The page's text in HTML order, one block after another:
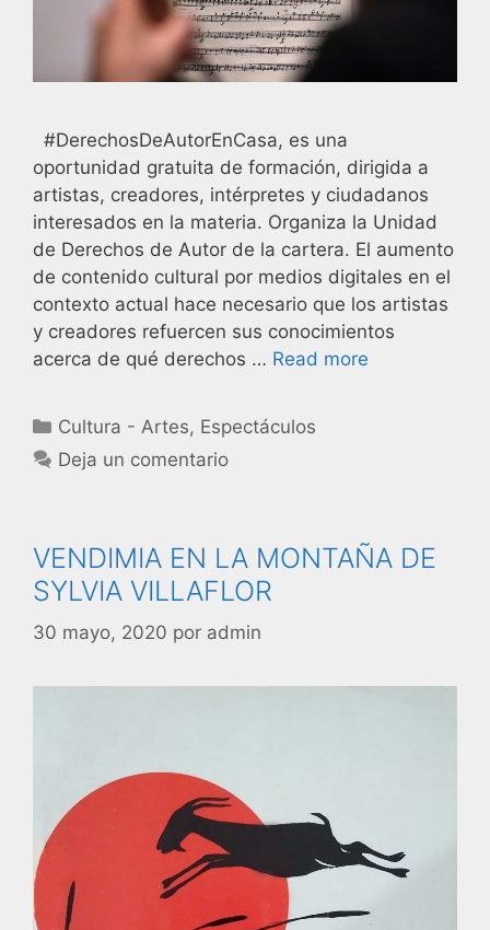
#DerechosDeAutorEnCasa, es una
oportunidad gratuita de formación, dirigida a
artistas, creadores, intérpretes y ciudadanos
interesados en la materia. Organiza la Unidad
de Derechos de Autor de la cartera. El aumento
de contenido cultural por medios digitales en el
contexto actual hace necesario que los artistas
y creadores refuercen sus conocimientos
acerca de qué derechos … Read more
Cultura - Artes, Espectáculos
Deja un comentario
VENDIMIA EN LA MONTAÑA DE
SYLVIA VILLAFLOR
30 mayo, 2020 por admin